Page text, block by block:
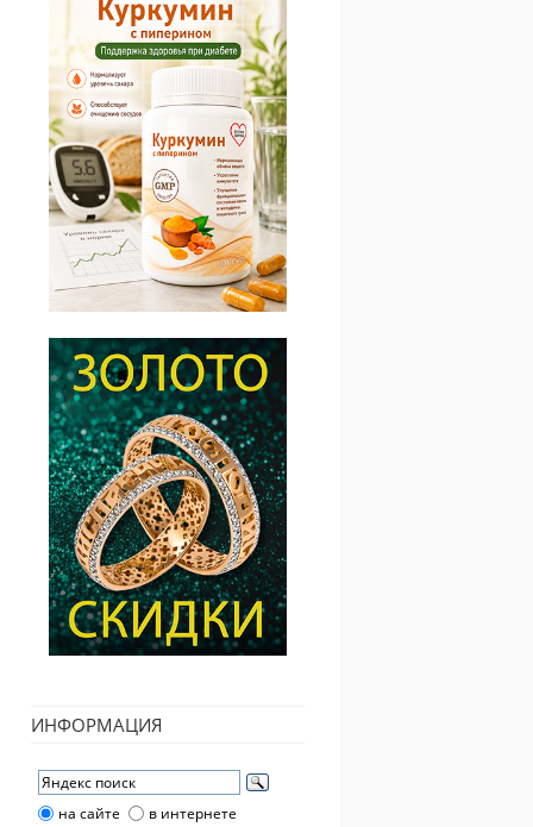
ИНФОРМАЦИЯ
на сайте в интернете